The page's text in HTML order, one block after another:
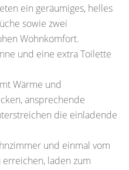
ein geräumiges, helles
sowie zwei
Wohnkomfort.
und eine extra Toilette
Wärme und
ansprechende
die einladende
und einmal vom
laden zum